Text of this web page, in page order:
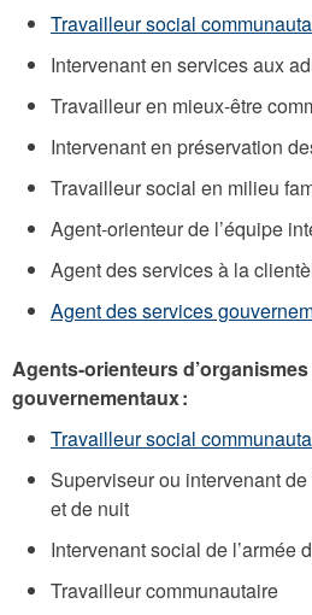
Travailleur social
Intervenant en services aux
Travailleur en mieux-être
Intervenant en préservation
Travailleur social en milieu
Agent-orienteur de l’équipe
Agent des services à la
Agent des services
Agents-orienteurs
gouvernementaux :
Travailleur social
Superviseur ou intervenant
et de nuit
Intervenant social de l’armée
Travailleur communautaire